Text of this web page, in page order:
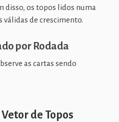
disso, os topos lidos numa
de crescimento.
por Rodada
as cartas sendo
de Topos